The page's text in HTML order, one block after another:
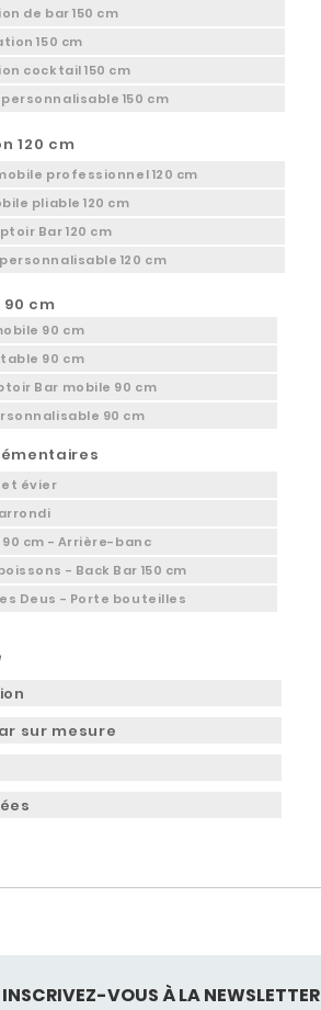
de bar 150 cm
150 cm
cocktail 150 cm
150 cm
120 cm
professionnel 120 cm
pliable 120 cm
Bar 120 cm
120 cm
cm
90 cm
90 cm
Bar mobile 90 cm
90 cm
et évier
90 cm - Arrière-banc
- Back Bar 150 cm
Deus - Porte bouteilles
sur mesure
INSCRIVEZ-VOUS À LA NEWSLETTER